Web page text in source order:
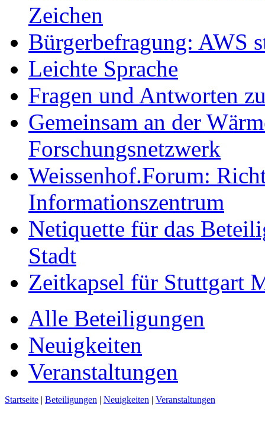
Zeichen
Bürgerbefragung: AWS
Leichte Sprache
Fragen und Antworten
Gemeinsam an der
Forschungsnetzwerk
Weissenhof.Forum:
Informationszentrum
Netiquette für das
Stadt
Zeitkapsel für Stuttgart
Alle Beteiligungen
Neuigkeiten
Veranstaltungen
Startseite | Beteiligungen | Neuigkeiten | Veranstaltungen